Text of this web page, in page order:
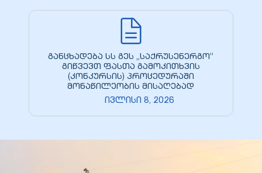
განცხადება სს გეს „საქრუსენერგო“
გიწვევთ ფასთა გამოკითხვის
(კონკურსის) პროცედურაში
მონაწილეობის მისაღებად
ივლისი 8, 2026